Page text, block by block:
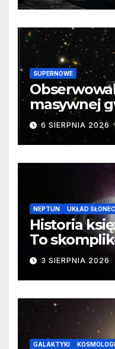
SUPERNOWE
masywnej
samego
cenne dane
6 SIERPNIA 2026
NEPTUN UKŁAD
Historia
To
3 SIERPNIA 2026
GALAKTYKI